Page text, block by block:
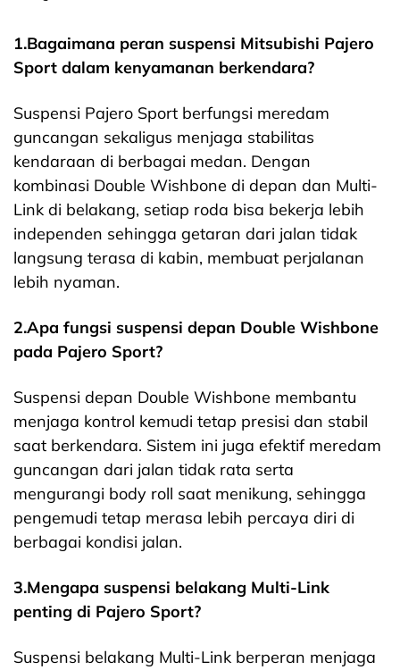
1.Bagaimana peran suspensi Mitsubishi Pajero
Sport dalam kenyamanan berkendara?
Suspensi Pajero Sport berfungsi meredam
guncangan sekaligus menjaga stabilitas
kendaraan di berbagai medan. Dengan
kombinasi Double Wishbone di depan dan Multi-
Link di belakang, setiap roda bisa bekerja lebih
independen sehingga getaran dari jalan tidak
langsung terasa di kabin, membuat perjalanan
lebih nyaman.
2.Apa fungsi suspensi depan Double Wishbone
pada Pajero Sport?
Suspensi depan Double Wishbone membantu
menjaga kontrol kemudi tetap presisi dan stabil
saat berkendara. Sistem ini juga efektif meredam
guncangan dari jalan tidak rata serta
mengurangi body roll saat menikung, sehingga
pengemudi tetap merasa lebih percaya diri di
berbagai kondisi jalan.
3.Mengapa suspensi belakang Multi-Link
penting di Pajero Sport?
Suspensi belakang Multi-Link berperan menjaga